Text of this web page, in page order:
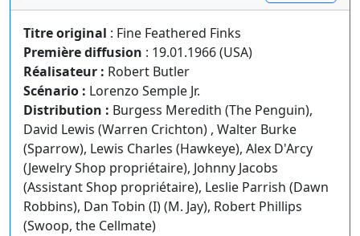
Titre original : Fine Feathered Finks
Première diffusion : 19.01.1966 (USA)
Réalisateur : Robert Butler
Scénario : Lorenzo Semple Jr.
Distribution : Burgess Meredith (The Penguin),
David Lewis (Warren Crichton) , Walter Burke
(Sparrow), Lewis Charles (Hawkeye), Alex D'Arcy
(Jewelry Shop propriétaire), Johnny Jacobs
(Assistant Shop propriétaire), Leslie Parrish (Dawn
Robbins), Dan Tobin (I) (M. Jay), Robert Phillips
(Swoop, the Cellmate)